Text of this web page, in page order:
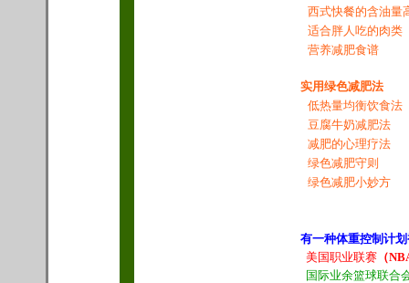
西式快餐的含油量
适合胖人吃的肉类
营养减肥食谱
实用绿色减肥法
低热量均衡饮食法
豆腐牛奶减肥法
减肥的心理疗法
绿色减肥守则
绿色减肥小妙方
有一种体重控制计
美国职业联赛 （
国际业余篮球联合